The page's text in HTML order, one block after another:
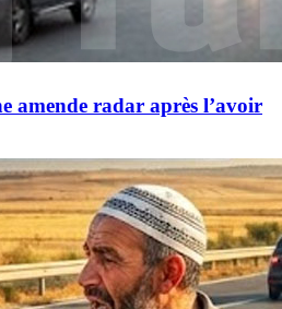
amende radar après l’avoir